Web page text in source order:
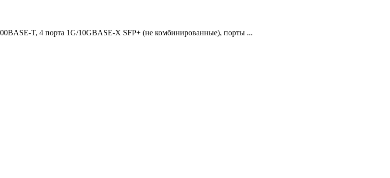
T, 4 порта 1G/10GBASE-X SFP+ (не комбинированные), порты ...